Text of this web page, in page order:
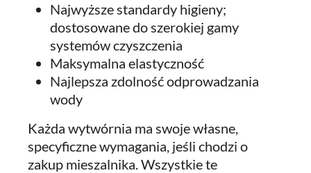
Najwyższe standardy higieny;
dostosowane do szerokiej gamy
systemów czyszczenia
Maksymalna elastyczność
Najlepsza zdolność odprowadzania
wody
Każda wytwórnia ma swoje własne,
specyficzne wymagania, jeśli chodzi o
zakup mieszalnika. Wszystkie te